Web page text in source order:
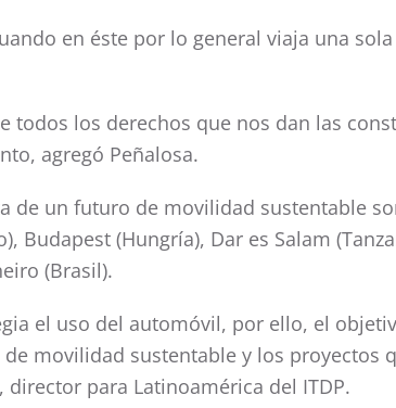
en éste por lo general viaja una
todos los derechos que nos dan las
agregó Peñalosa.
un futuro de movilidad sustentable
Budapest (Hungría), Dar es Salam
(Brasil).
el uso del automóvil, por ello, el
movilidad sustentable y los proyectos
para Latinoamérica del ITDP.